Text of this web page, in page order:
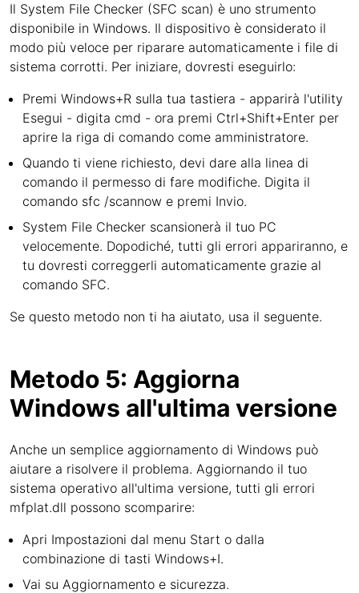
Il System File Checker (SFC scan) è uno strumento
disponibile in Windows. Il dispositivo è considerato il
modo più veloce per riparare automaticamente i file di
sistema corrotti. Per iniziare, dovresti eseguirlo:
Premi Windows+R sulla tua tastiera - apparirà l'utility
Esegui - digita cmd - ora premi Ctrl+Shift+Enter per
aprire la riga di comando come amministratore.
Quando ti viene richiesto, devi dare alla linea di
comando il permesso di fare modifiche. Digita il
comando sfc /scannow e premi Invio.
System File Checker scansionerà il tuo PC
velocemente. Dopodiché, tutti gli errori appariranno, e
tu dovresti correggerli automaticamente grazie al
comando SFC.
Se questo metodo non ti ha aiutato, usa il seguente.
Metodo 5: Aggiorna
Windows all'ultima versione
Anche un semplice aggiornamento di Windows può
aiutare a risolvere il problema. Aggiornando il tuo
sistema operativo all'ultima versione, tutti gli errori
mfplat.dll possono scomparire:
Apri Impostazioni dal menu Start o dalla
combinazione di tasti Windows+I.
Vai su Aggiornamento e sicurezza.